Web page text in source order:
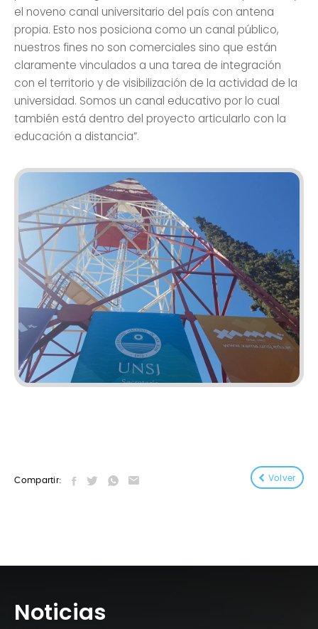
el noveno canal universitario del país con antena
propia. Esto nos posiciona como un canal público,
nuestros fines no son comerciales sino que están
claramente vinculados a una tarea de integración
con el territorio y de visibilización de la actividad de la
universidad. Somos un canal educativo por lo cual
también está dentro del proyecto articularlo con la
educación a distancia”.
Volver
Compartir:
Noticias